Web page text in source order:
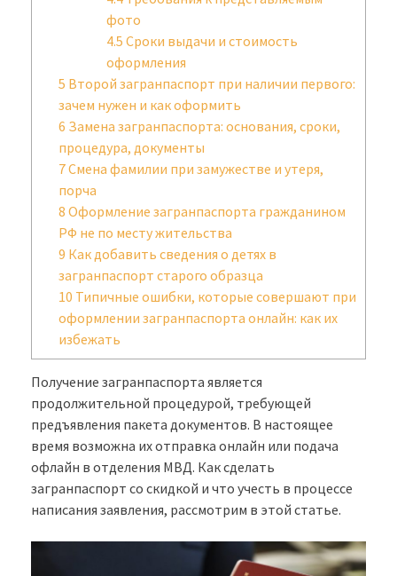
фото
4.5 Сроки выдачи и стоимость
оформления
5 Второй загранпаспорт при наличии первого:
зачем нужен и как оформить
6 Замена загранпаспорта: основания, сроки,
процедура, документы
7Смена фамилии при замужестве и утеря,
порча
8 Оформление загранпаспорта гражданином
РФ не по месту жительства
9 Как добавить сведения о детях в
загранпаспорт старого образца
10 Типичные ошибки, которые совершают при
оформлении загранпаспорта онлайн: как их
избежать
Получение загранпаспорта является
продолжительной процедурой, требующей
предъявления пакета документов. В настоящее
время возможна их отправка онлайн или подача
офлайн в отделения МВД. Как сделать
загранпаспорт со скидкой и что учесть в процессе
написания заявления, рассмотрим в этой статье.